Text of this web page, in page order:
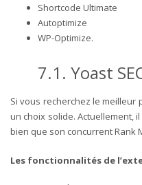
Shortcode Ultimate
Autoptimize
WP-Optimize.
7.1. Yoast
Si vous recherchez le meilleur
un choix solide. Actuellement,
bien que son concurrent Rank
Les fonctionnalités de